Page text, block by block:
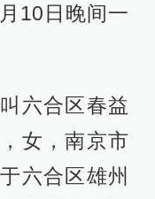
10日晚间一
六合区春益
女，南京市
六合区雄州